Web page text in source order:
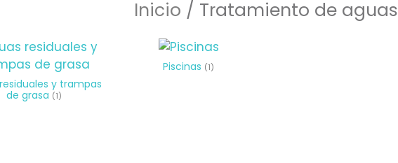
Inicio / Tratamiento de aguas
y trampas
de grasa (1)
Piscinas (1)